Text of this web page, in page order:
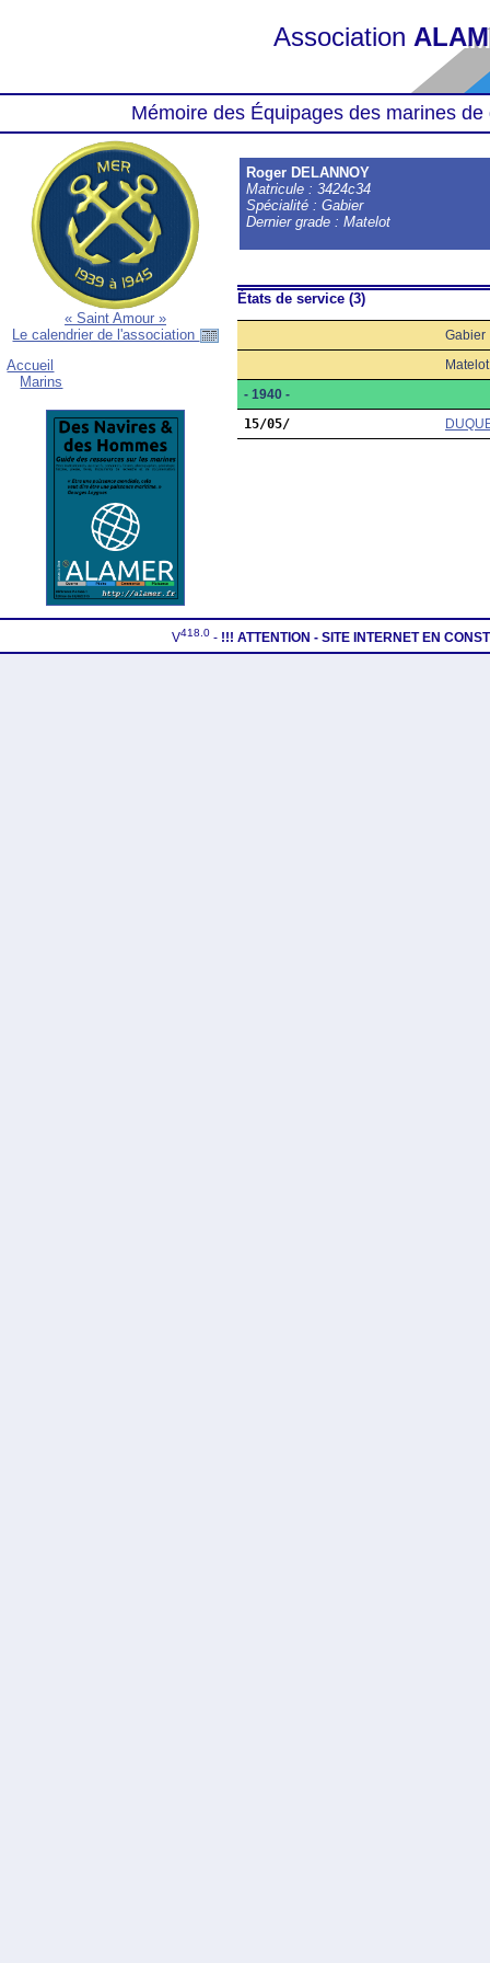
Association
Mémoire des Équipages des marines
« Saint Amour »
Le calendrier de l'association
Accueil
Marins
Roger DELANNOY
Matricule : 3424c34
Spécialité : Gabier
Dernier grade : Matelot
États de service (3)
Gabier
Matelot
- 1940 -
15/05/
V418.0 - !!! ATTENTION - SITE INTERNET EN